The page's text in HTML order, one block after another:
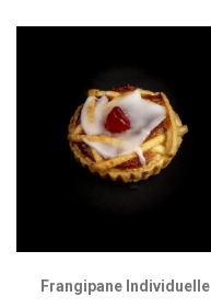
Frangipane Individuelle